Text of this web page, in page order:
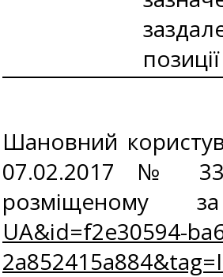
Шановний
07.02.2017 №
розміщеному
UA&id=f2e30594-